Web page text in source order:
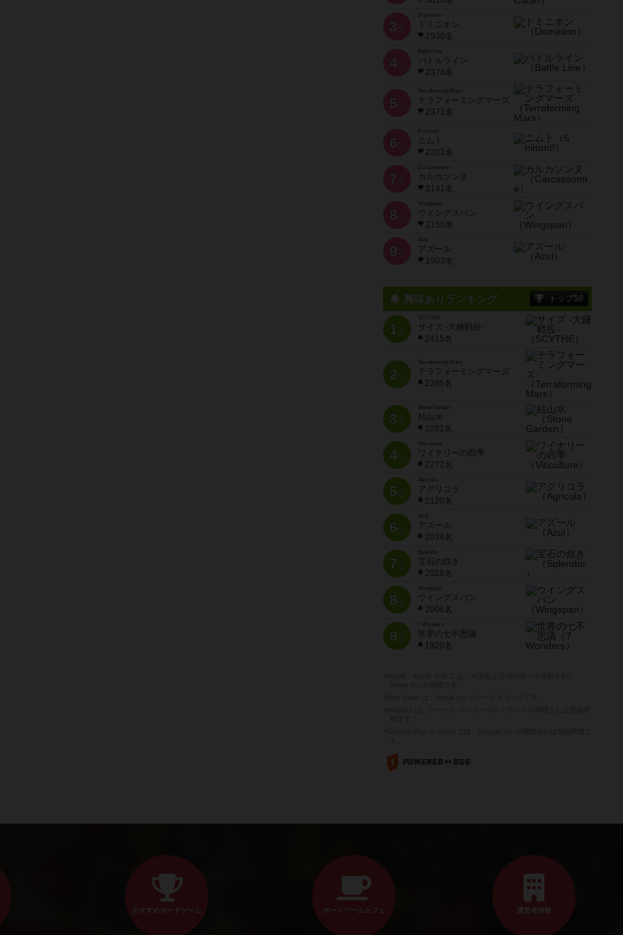
3 位
ドミニオン
2530名
4位
Battle Line
バトルライン
2378名
5 位
Terraforming Mars
テラフォーミングマーズ
2371名
6 位
ニムト
2202名
7 位
Carcassonne
カルカソンヌ
2191名
8 位
Wingspan
ウイングスパン
2150名
9 位
Azul
アズール
1903名
興味ありランキング トップ50
1位
SCYTHE
サイズ -大鎌戦役-
2415名
2位
Terraforming Mars
テラフォーミングマーズ
2395名
3位
Stone Garden
枯山水
2281名
4位
Viticulture
ワイナリーの四季
2272名
5位
Agricola
アグリコラ
2120名
6位
Azul
アズール
2034名
7位
宝石の煌き
2028名
8位
Wingspan
ウイングスパン
2006名
9位
7 Wonders
世界の七不思議
1920名
おすすめボードゲーム ボードゲームカフェ 運営者情報